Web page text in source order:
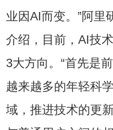
业因AI而变。”阿里
介绍，目前，AI技
3大方向。“首先是
越来越多的年轻科
域，推进技术的更